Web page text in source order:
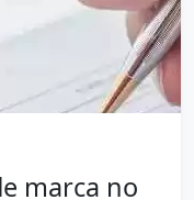
marca no